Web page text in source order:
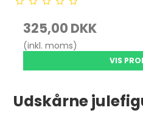
325,00 DKK
(inkl. moms)
VIS
Udskårne